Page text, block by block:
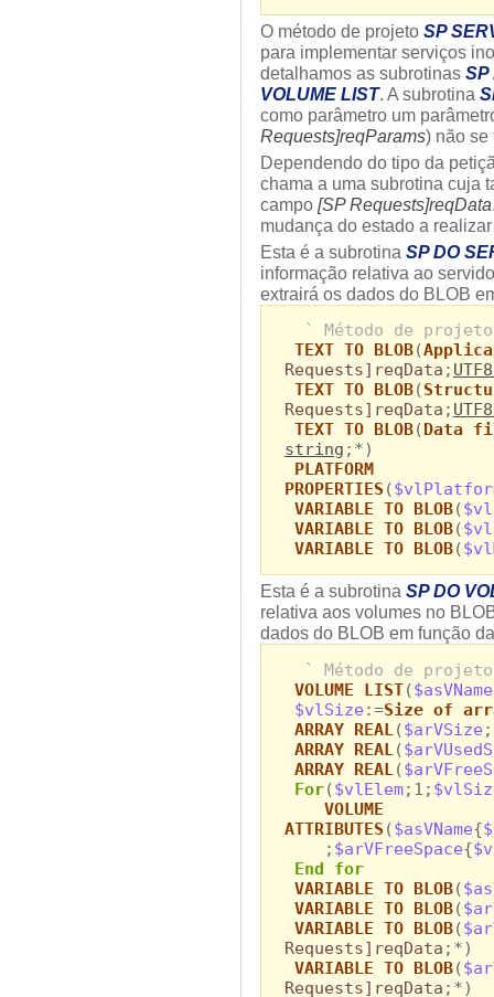
O método de projeto SP
para implementar serviços
detalhamos as subrotinas SP
VOLUME LIST. A subrotina
como parâmetro um
Requests]reqParams) não se
Dependendo do tipo da
chama a uma subrotina cuja
campo [SP Requests]reqData
mudança do estado a
Esta é a subrotina SP DO
informação relativa ao
extrairá os dados do BLOB
` Método de projeto
TEXT TO BLOB(
Requests]reqData ;
TEXT TO BLOB(
Requests]reqData ;
TEXT TO BLOB(Data
string ;*)
PLATFORM
PROPERTIES (
VARIABLE TO BLOB(
VARIABLE TO BLOB(
VARIABLE TO BLOB(
Esta é a subrotina SP DO
relativa aos volumes no
dados do BLOB em função
` Método de projeto
VOLUME LIST($asVName
$vlSize :=Size of
ARRAY REAL($arVSize ;
ARRAY REAL(
ARRAY REAL(
For($vlElem;1;
VOLUME
ATTRIBUTES ($asVName{
; $arVFreeSpace{
End for
VARIABLE TO BLOB(
VARIABLE TO BLOB(
VARIABLE TO BLOB(
Requests]reqData ;*)
VARIABLE TO BLOB(
Requests]reqData ;*)